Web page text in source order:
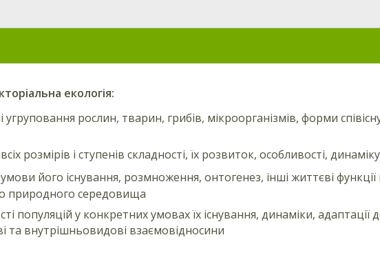
екологія:
угруповання рослин, тварин, грибів, мікроорганізмів, форми
розмірів і ступенів складності, їх розвиток, особливості,
його існування, розмноження, онтогенез, інші життєві
природного середовища
популяцій у конкретних умовах їх існування, динаміки,
та внутрішньовидові взаємовідносини